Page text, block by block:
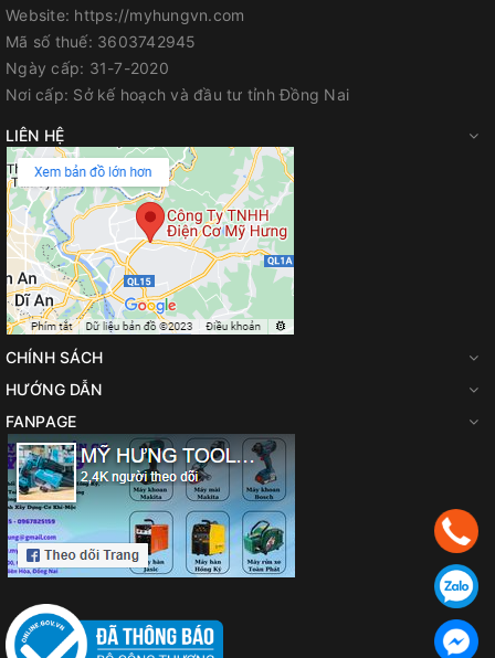
Website: https://myhungvn.com
Mã số thuế: 3603742945
Ngày cấp: 31-7-2020
Nơi cấp: Sở kế hoạch và đầu tư tỉnh Đồng Nai
LIÊN HỆ
CHÍNH SÁCH
HƯỚNG DẪN
FANPAGE